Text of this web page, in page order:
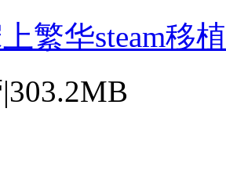
繁华steam移
|303.2MB